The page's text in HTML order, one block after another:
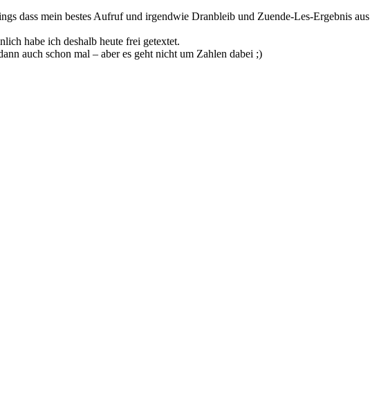
dass mein bestes Aufruf und irgendwie Dranbleib und Zuende-Les-Ergebnis aus
habe ich deshalb heute frei getextet.
auch schon mal – aber es geht nicht um Zahlen dabei ;)